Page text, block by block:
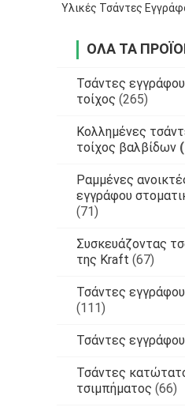
Υλικές Τσάντες
ΌΛΑ ΤΑ
Τσάντες
τοίχος (265)
Κολλημένες
τοίχος βαλβίδων
Ραμμένες
εγγράφου
(71)
Συσκευάζοντας
της Kraft (67)
Τσάντες
(111)
Τσάντες
Τσάντες
τσιμπήματος (66)